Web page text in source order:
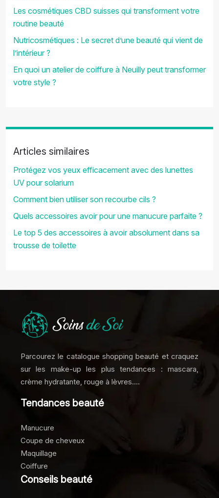
Les cosmétiques CBD suisses qui transforment votre
routine beauté
Nutricosmétiques : Le secret d’une beauté qui vient de
l’intérieur ?
En quoi un atelier de coiffure à Neuilly peut transformer
votre style ?
Articles similaires
Protégez vos yeux efficacement avec des lunettes
UV pour solarium
Comment bien utiliser son recourbe cils ?
Quels accessoires avoir pour une manucure parfaite ?
Le top 5 des accessoires à avoir absolument dans sa
trousse de toilette
Parcourez le catalogue shopping beauté et craquez
sur les make-up les plus tendances : mascara,
crème hydratante, rouge à lèvres….
Tendances beauté
Manucure
Coupe de cheveux
Maquillage
Coiffure
Conseils beauté